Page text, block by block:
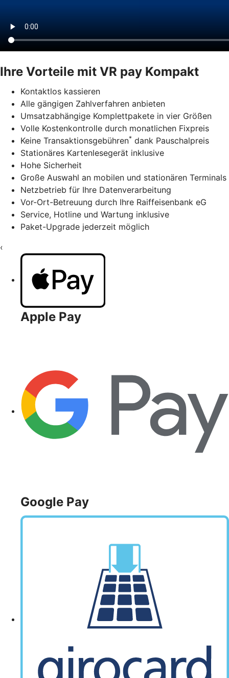
Ihre Vorteile mit VR pay Kompakt
Kontaktlos kassieren
Alle gängigen Zahlverfahren anbieten
Umsatzabhängige Komplettpakete in vier Größen
Volle Kostenkontrolle durch monatlichen Fixpreis
Keine Transaktionsgebühren* dank Pauschalpreis
Stationäres Kartenlesegerät inklusive
Hohe Sicherheit
Große Auswahl an mobilen und stationären Terminals
Netzbetrieb für Ihre Datenverarbeitung
Vor-Ort-Betreuung durch Ihre Raiffeisenbank eG
Service, Hotline und Wartung inklusive
Paket-Upgrade jederzeit möglich
‹
Apple Pay
Google Pay